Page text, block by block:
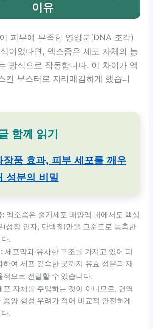
이유
피부에 부족한 영양분(DNA 조각)
이었다면, 엑소좀은 세포 자체의 능
방식으로 작동합니다. 이 차이가 엑
킨 부스터로 자리매김하게 했습니
함께 읽기
장품 효과, 피부 세포를 깨우
성분의 비밀
: 엑소좀은 줄기세포 배양액 내에서도 핵심
(성장 인자, 단백질)만을 고순도로 농축한
.
세포막과 유사한 구조를 가지고 있어 피
하여 세포 깊숙한 곳까지 유효 성분과 재
적으로 전달할 수 있습니다.
포 자체를 주입하는 것이 아니므로, 면역
종양 형성 우려가 적어 비교적 안전하게
.